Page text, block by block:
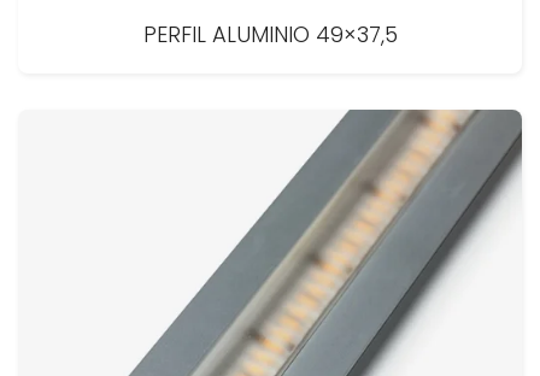
PERFIL ALUMINIO 49×37,5